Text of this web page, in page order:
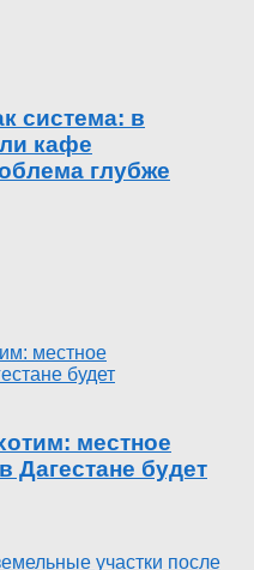
система: в
кафе
глубже
местное
Дагестане будет